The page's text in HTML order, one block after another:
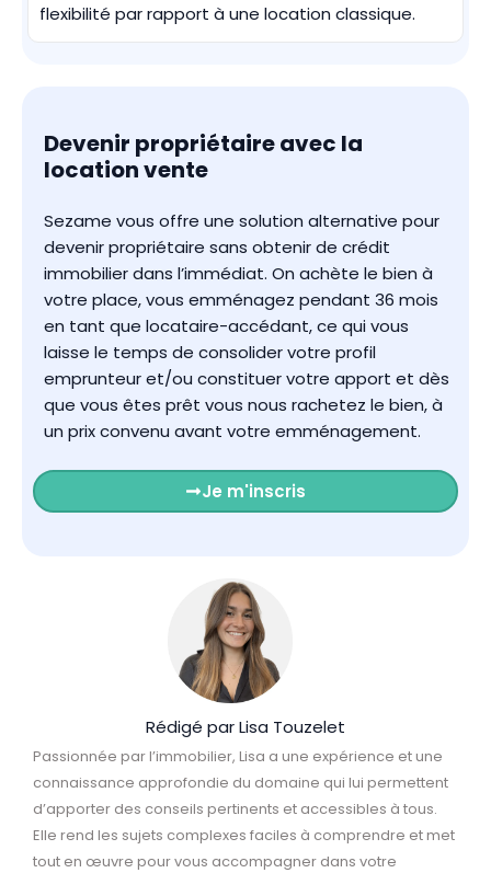
flexibilité par rapport à une location classique.
Devenir propriétaire avec la
location vente
Sezame vous offre une solution alternative pour
devenir propriétaire sans obtenir de crédit
immobilier dans l’immédiat. On achète le bien à
votre place, vous emménagez pendant 36 mois
en tant que locataire-accédant, ce qui vous
laisse le temps de consolider votre profil
emprunteur et/ou constituer votre apport et dès
que vous êtes prêt vous nous rachetez le bien, à
un prix convenu avant votre emménagement.
Je m'inscris
Rédigé par Lisa Touzelet
Passionnée par l’immobilier, Lisa a une expérience et une
connaissance approfondie du domaine qui lui permettent
d’apporter des conseils pertinents et accessibles à tous.
Elle rend les sujets complexes faciles à comprendre et met
tout en œuvre pour vous accompagner dans votre